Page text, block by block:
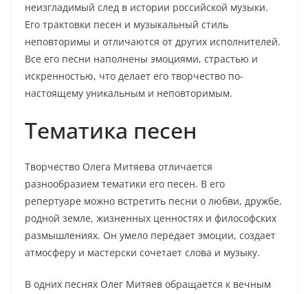
неизгладимый след в истории российской музыки.
Его трактовки песен и музыкальный стиль
неповторимы и отличаются от других исполнителей.
Все его песни наполнены эмоциями, страстью и
искренностью, что делает его творчество по-
настоящему уникальным и неповторимым.
Тематика песен
Творчество Олега Митяева отличается
разнообразием тематики его песен. В его
репертуаре можно встретить песни о любви, дружбе,
родной земле, жизненных ценностях и философских
размышлениях. Он умело передает эмоции, создает
атмосферу и мастерски сочетает слова и музыку.
В одних песнях Олег Митяев обращается к вечным